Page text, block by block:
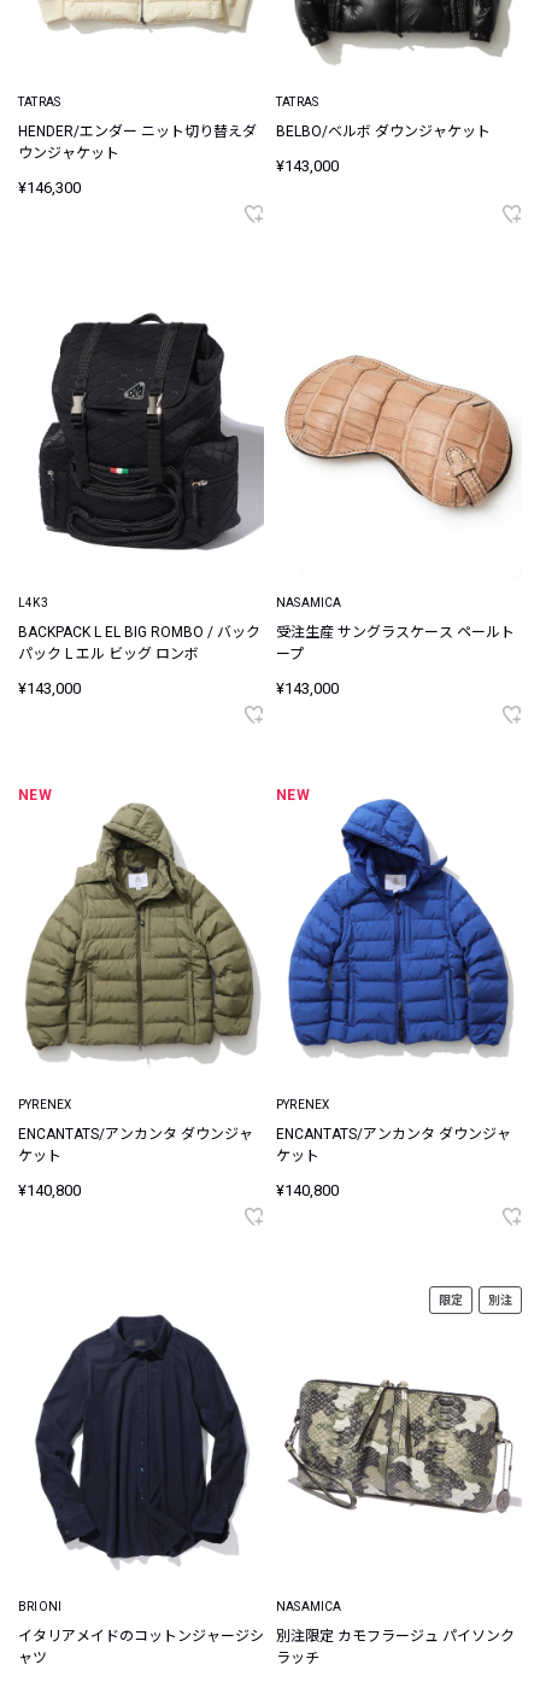
TATRAS
HENDER/エンダー ニット切り替えダ
ウンジャケット
¥146,300
TATRAS
BELBO/ベルボ ダウンジャケット
¥143,000
L4K3
BACKPACK L EL BIG ROMBO / バック
パック L エル ビッグ ロンボ
¥143,000
NASAMICA
受注生産 サングラスケース ペールト
ープ
¥143,000
NEW
PYRENEX
ENCANTATS/アンカンタ ダウンジャ
ケット
¥140,800
NEW
PYRENEX
ENCANTATS/アンカンタ ダウンジャ
ケット
¥140,800
BRIONI
イタリアメイドのコットンジャージシ
ャツ
限定 別注
NASAMICA
別注限定 カモフラージュ パイソンク
ラッチ